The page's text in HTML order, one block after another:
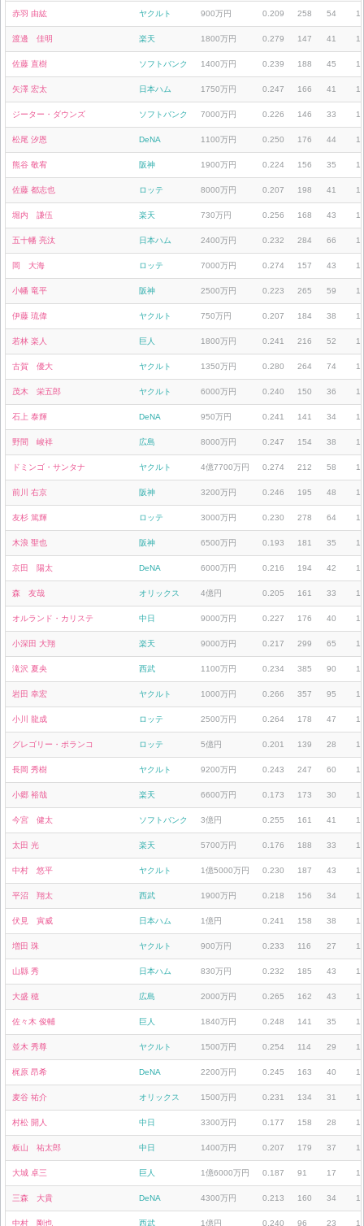
赤羽 由紘 ヤクルト 900万円 0.209 258 54
渡邊 佳明 楽天 1800万円 0.279 147 41
佐藤 直樹 ソフトバンク 1400万円 0.239 188 45
矢澤 宏太 日本ハム 1750万円 0.247 166 41
ジーター・ダウンズ ソフトバンク 7000万円 0.226 146 33
松尾 汐恩 DeNA 1100万円 0.250 176 44
熊谷 敬宥 阪神 1900万円 0.224 156 35
佐藤 都志也 ロッテ 8000万円 0.207 198 41
堀内 謙伍 楽天 730万円 0.256 168 43
五十幡 亮汰 日本ハム 2400万円 0.232 284 66
岡 大海 ロッテ 7000万円 0.274 157 43
小幡 竜平 阪神 2500万円 0.223 265 59
伊藤 琉偉 ヤクルト 750万円 0.207 184 38
若林 楽人 巨人 1800万円 0.241 216 52
古賀 優大 ヤクルト 1350万円 0.280 264 74
茂木 栄五郎 ヤクルト 6000万円 0.240 150 36
石上 泰輝 DeNA 950万円 0.241 141 34
野間 峻祥 広島 8000万円 0.247 154 38
ドミンゴ・サンタナ ヤクルト 4億7700万円 0.274 212 58
前川 右京 阪神 3200万円 0.246 195 48
友杉 篤輝 ロッテ 3000万円 0.230 278 64
木浪 聖也 阪神 6500万円 0.193 181 35
京田 陽太 DeNA 6000万円 0.216 194 42
森 友哉 オリックス 4億円 0.205 161 33
オルランド・カリステ 中日 9000万円 0.227 176 40
小深田 大翔 楽天 9000万円 0.217 299 65
滝沢 夏央 西武 1100万円 0.234 385 90
岩田 幸宏 ヤクルト 1000万円 0.266 357 95
小川 龍成 ロッテ 2500万円 0.264 178 47
グレゴリー・ポランコ ロッテ 5億円 0.201 139 28
長岡 秀樹 ヤクルト 9200万円 0.243 247 60
小郷 裕哉 楽天 6600万円 0.173 173 30
今宮 健太 ソフトバンク 3億円 0.255 161 41
太田 光 楽天 5700万円 0.176 188 33
中村 悠平 ヤクルト 1億5000万円 0.230 187 43 11
平沼 翔太 西武 1900万円 0.218 156 34 11
伏見 寅威 日本ハム 1億円 0.241 158 38 11
増田 珠 ヤクルト 900万円 0.233 116 27 11
山縣 秀 日本ハム 830万円 0.232 185 43 11
大盛 穂 広島 2000万円 0.265 162 43 11
佐々木 俊輔 巨人 1840万円 0.248 141 35
並木 秀尊 ヤクルト 1500万円 0.254 114 29
梶原 昂希 DeNA 2200万円 0.245 163 40
麦谷 祐介 オリックス 1500万円 0.231 134 31
村松 開人 中日 3300万円 0.177 158 28
板山 祐太郎 中日 1400万円 0.207 179 37
大城 卓三 巨人 1億6000万円 0.187 91 17
三森 大貴 DeNA 4300万円 0.213 160 34
中村 剛也 西武 1億円 0.240 96 23